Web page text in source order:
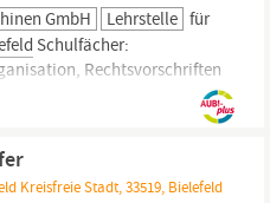
GmbH Lehrstelle für
Schulfächer:
Rechtsvorschriften
Kommunikation/Englisch,
Religion...
Kreisfreie Stadt, 33519, Bielefeld